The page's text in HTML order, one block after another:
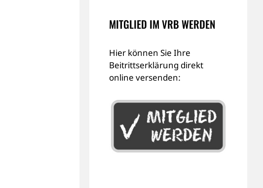
MITGLIED IM VRB WERDEN
Hier können Sie Ihre
Beitrittserklärung direkt
online versenden: